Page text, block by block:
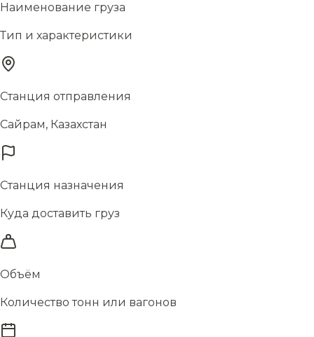
Наименование груза
Тип и характеристики
Станция отправления
Сайрам, Казахстан
Станция назначения
Куда доставить груз
Объём
Количество тонн или вагонов